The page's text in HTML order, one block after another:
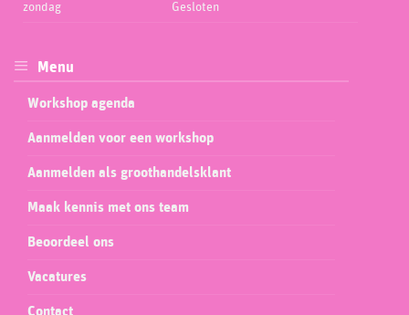
zondag Gesloten
Menu
Workshop agenda
Aanmelden voor een workshop
Aanmelden als groothandelsklant
Maak kennis met ons team
Beoordeel ons
Vacatures
Contact